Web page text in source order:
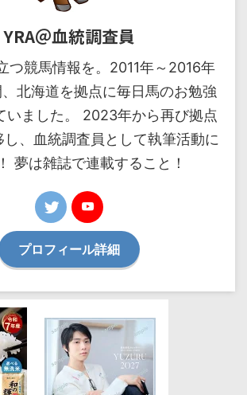
YRA＠血統調査員
つ競馬情報を。2011年～2016年
北海道を拠点に毎日馬のお勉強
いました。 2023年から再び拠点
し、血統調査員として執筆活動に
夢は雑誌で連載すること！
プロフィール詳細